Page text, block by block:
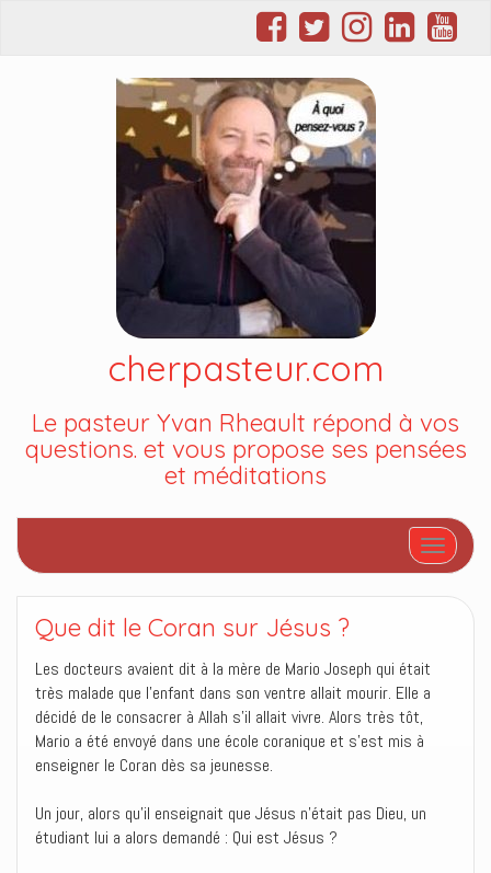
cherpasteur.com
Le pasteur Yvan Rheault répond à vos
questions. et vous propose ses pensées
et méditations
Afficher/
Que dit le Coran sur Jésus ?
Les docteurs avaient dit à la mère de Mario Joseph qui était
très malade que l’enfant dans son ventre allait mourir. Elle a
décidé de le consacrer à Allah s’il allait vivre. Alors très tôt,
Mario a été envoyé dans une école coranique et s’est mis à
enseigner le Coran dès sa jeunesse.
Un jour, alors qu’il enseignait que Jésus n’était pas Dieu, un
étudiant lui a alors demandé : Qui est Jésus ?